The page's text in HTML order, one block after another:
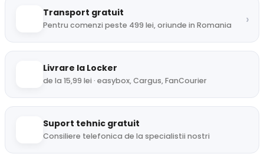
Transport gratuit
Pentru comenzi peste 499 lei, oriunde in Romania ›
Livrare la Locker
de la 15,99 lei · easybox, Cargus, FanCourier
Suport tehnic gratuit
Consiliere telefonica de la specialistii nostri